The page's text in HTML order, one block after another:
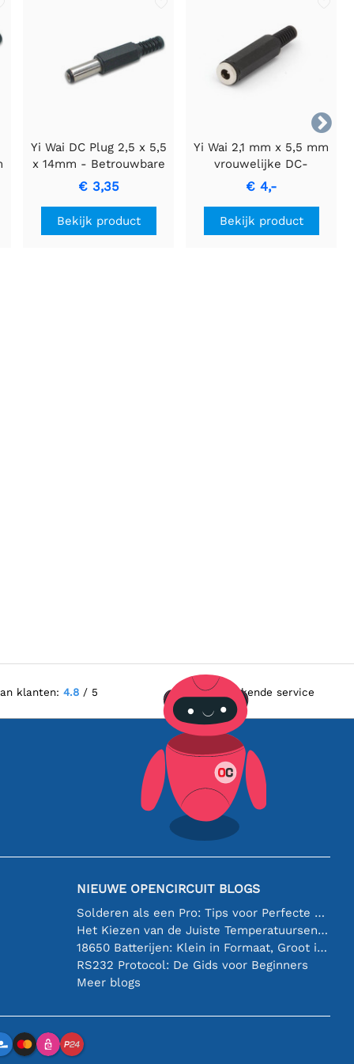

Yi Wai DC Plug 2,5 x 5,5
x 14mm - Betrouwbare
energievoorziening voor
elektronica
€ 3,35
Bekijk product
Yi Wai 2,1 mm x 5,5 mm
vrouwelijke DC-
voedingsconnector
€ 4,-
Bekijk product
klanten: 4.8/ 5 Uitstekende service
NIEUWE OPENCIRCUIT BLOGS
Solderen als een Pro: Tips voor Perfecte Elektronische Verbindingen
Het Kiezen van de Juiste Temperatuursensor [youtube]
18650 Batterijen: Klein in Formaat, Groot in Prestatie
RS232 Protocol: De Gids voor Beginners
Meer blogs